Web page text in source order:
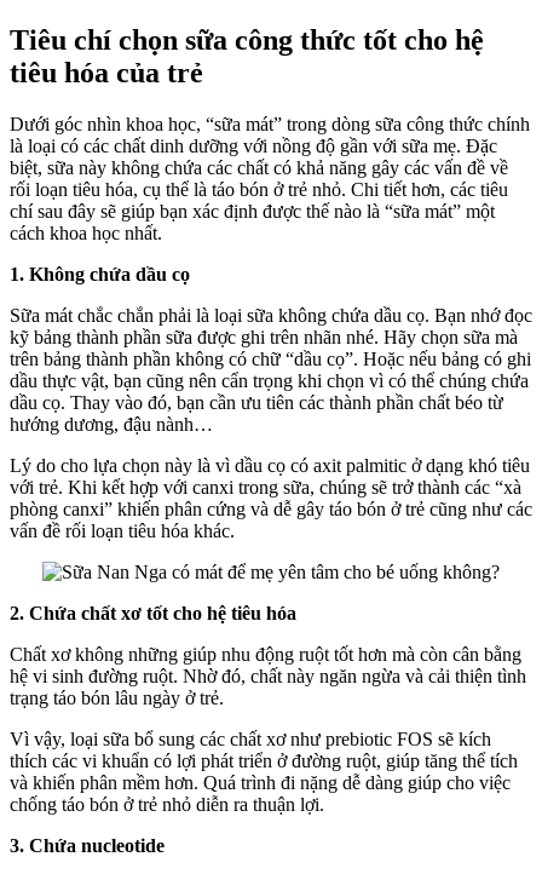
Tiêu chí chọn sữa công thức tốt cho hệ
tiêu hóa của trẻ
Dưới góc nhìn khoa học, “sữa mát” trong dòng sữa công thức chính
là loại có các chất dinh dưỡng với nồng độ gần với sữa mẹ. Đặc
biệt, sữa này không chứa các chất có khả năng gây các vấn đề về
rối loạn tiêu hóa, cụ thể là táo bón ở trẻ nhỏ. Chi tiết hơn, các tiêu
chí sau đây sẽ giúp bạn xác định được thế nào là “sữa mát” một
cách khoa học nhất.
1. Không chứa dầu cọ
Sữa mát chắc chắn phải là loại sữa không chứa dầu cọ. Bạn nhớ đọc
kỹ bảng thành phần sữa được ghi trên nhãn nhé. Hãy chọn sữa mà
trên bảng thành phần không có chữ “dầu cọ”. Hoặc nếu bảng có ghi
dầu thực vật, bạn cũng nên cẩn trọng khi chọn vì có thể chúng chứa
dầu cọ. Thay vào đó, bạn cần ưu tiên các thành phần chất béo từ
hướng dương, đậu nành…
Lý do cho lựa chọn này là vì dầu cọ có axit palmitic ở dạng khó tiêu
với trẻ. Khi kết hợp với canxi trong sữa, chúng sẽ trở thành các “xà
phòng canxi” khiến phân cứng và dễ gây táo bón ở trẻ cũng như các
vấn đề rối loạn tiêu hóa khác.
2. Chứa chất xơ tốt cho hệ tiêu hóa
Chất xơ không những giúp nhu động ruột tốt hơn mà còn cân bằng
hệ vi sinh đường ruột. Nhờ đó, chất này ngăn ngừa và cải thiện tình
trạng táo bón lâu ngày ở trẻ.
Vì vậy, loại sữa bổ sung các chất xơ như prebiotic FOS sẽ kích
thích các vi khuẩn có lợi phát triển ở đường ruột, giúp tăng thể tích
và khiến phân mềm hơn. Quá trình đi nặng dễ dàng giúp cho việc
chống táo bón ở trẻ nhỏ diễn ra thuận lợi.
3. Chứa nucleotide